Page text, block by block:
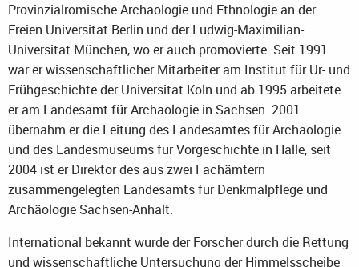
Provinzialrömische Archäologie und Ethnologie an der
Freien Universität Berlin und der Ludwig-Maximilian-
Universität München, wo er auch promovierte. Seit 1991
war er wissenschaftlicher Mitarbeiter am Institut für Ur- und
Frühgeschichte der Universität Köln und ab 1995 arbeitete
er am Landesamt für Archäologie in Sachsen. 2001
übernahm er die Leitung des Landesamtes für Archäologie
und des Landesmuseums für Vorgeschichte in Halle, seit
2004 ist er Direktor des aus zwei Fachämtern
zusammengelegten Landesamts für Denkmalpflege und
Archäologie Sachsen-Anhalt.
International bekannt wurde der Forscher durch die Rettung
und wissenschaftliche Untersuchung der Himmelsscheibe